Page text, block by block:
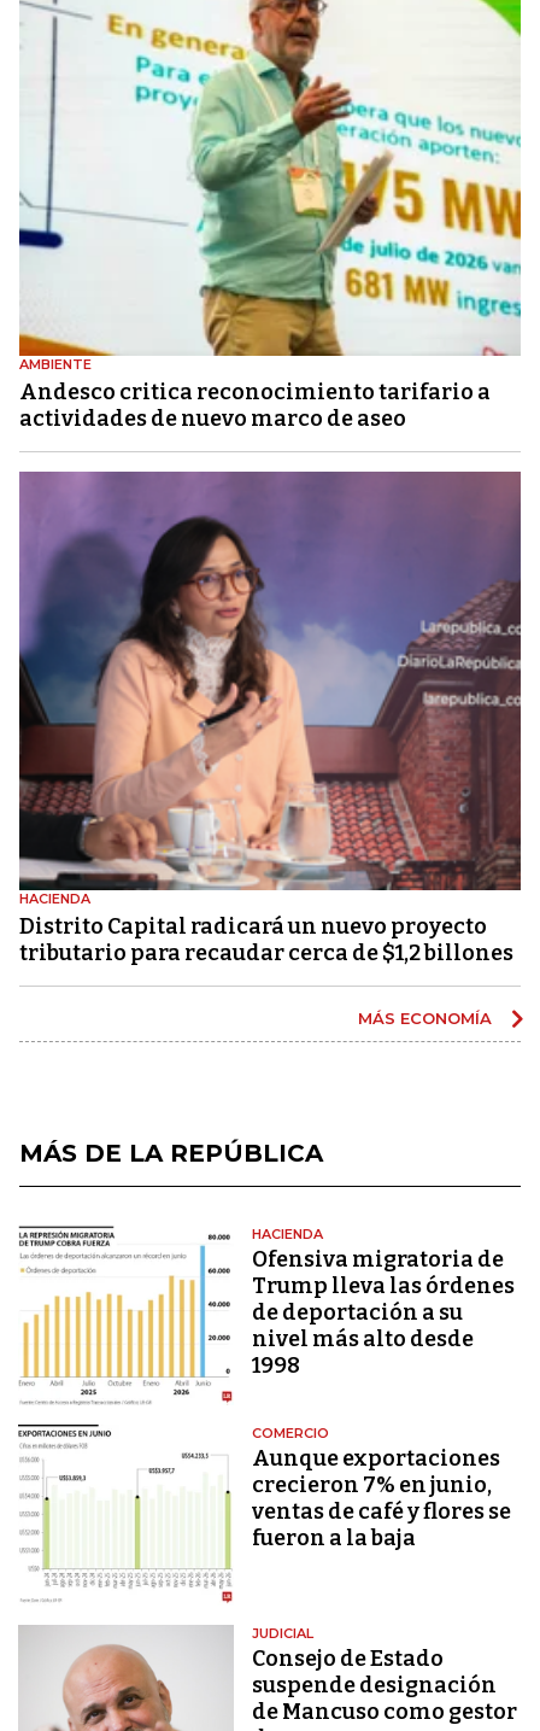
AMBIENTE
Andesco critica reconocimiento tarifario a
actividades de nuevo marco de aseo
HACIENDA
Distrito Capital radicará un nuevo proyecto
tributario para recaudar cerca de $1,2 billones
MÁS ECONOMÍA
MÁS DE LA REPÚBLICA
HACIENDA
Ofensiva migratoria de
Trump lleva las órdenes
de deportación a su
nivel más alto desde
1998
COMERCIO
Aunque exportaciones
crecieron 7% en junio,
ventas de café y flores se
fueron a la baja
JUDICIAL
Consejo de Estado
suspende designación
de Mancuso como gestor